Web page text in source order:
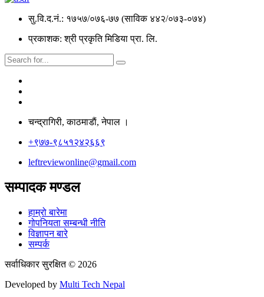
सु.वि.द.नं.: १७५७/०७६-७७ (साविक ४४२/०७३-०७४)
प्रकाशक: श्री प्रकृति मिडिया प्रा. लि.
चन्द्रागिरी, काठमाडाैं, नेपाल ।
+९७७-९८५१२४२६६९
leftreviewonline@gmail.com
सम्पादक मण्डल
हाम्रो बारेमा
गोपनियता सम्बन्धी नीति
विज्ञापन बारे
सम्पर्क
सर्वाधिकार सुरक्षित © 2026
Developed by Multi Tech Nepal